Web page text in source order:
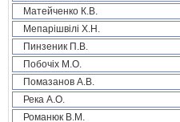
Матейченко К.В.
Мепарішвілі Х.Н.
Пинзеник П.В.
Побочіх М.О.
Помазанов А.В.
Река А.О.
Романюк В.М.